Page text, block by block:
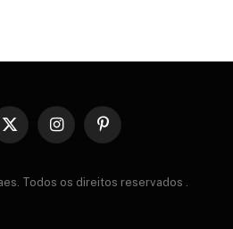
X
InstagramPinterest
Todos os direitos reservados .